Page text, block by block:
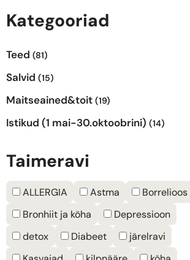
Kategooriad
Teed (81)
Salvid (15)
Maitseained&toit (19)
Istikud (1 mai-30.oktoobrini) (14)
Taimeravi
ALLERGIA Astma
Borrelioos
Bronhiit ja köha
Depressioon
detox
Diabeet
järelravi